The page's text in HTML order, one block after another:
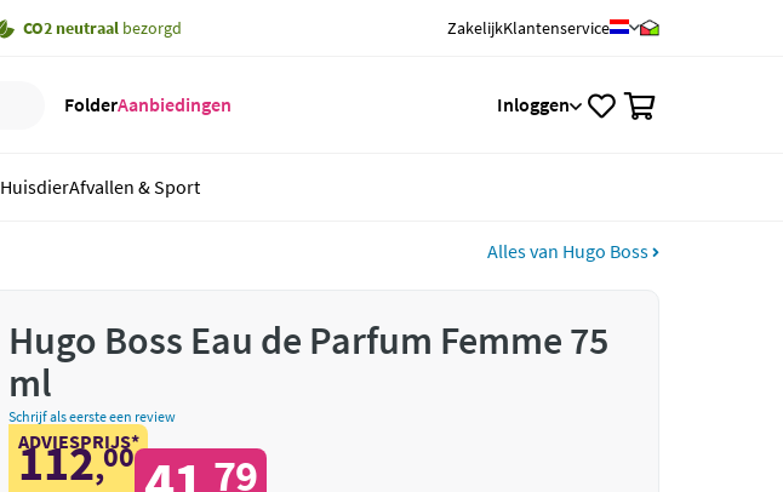
CO2 neutraal bezorgd ZakelijkKlantenservice
FolderAanbiedingen Inloggen
HuisdierAfvallen & Sport
Alles van Hugo Boss
Hugo Boss Eau de Parfum Femme 75
ml
Schrijf als eerste een review
ADVIESPRIJS*
112,00 79